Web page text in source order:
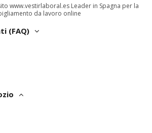
www.vestirlaboral.es Leader in Spagna per la
da lavoro online
(FAQ)